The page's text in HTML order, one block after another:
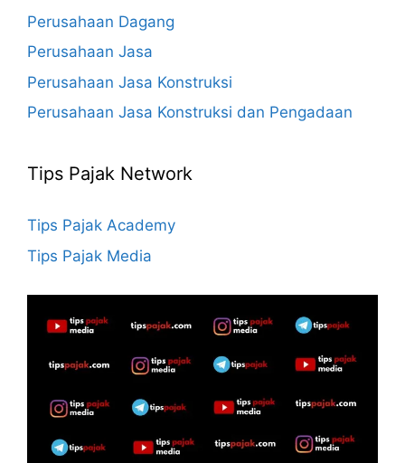
Perusahaan Dagang
Perusahaan Jasa
Perusahaan Jasa Konstruksi
Perusahaan Jasa Konstruksi dan Pengadaan
Tips Pajak Network
Tips Pajak Academy
Tips Pajak Media